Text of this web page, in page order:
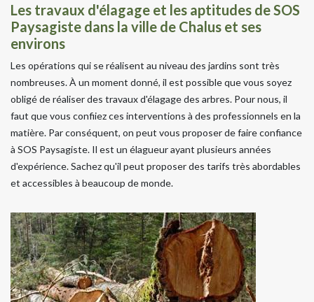
Les travaux d'élagage et les aptitudes de SOS
Paysagiste dans la ville de Chalus et ses
environs
Les opérations qui se réalisent au niveau des jardins sont très
nombreuses. À un moment donné, il est possible que vous soyez
obligé de réaliser des travaux d'élagage des arbres. Pour nous, il
faut que vous confiiez ces interventions à des professionnels en la
matière. Par conséquent, on peut vous proposer de faire confiance
à SOS Paysagiste. Il est un élagueur ayant plusieurs années
d'expérience. Sachez qu'il peut proposer des tarifs très abordables
et accessibles à beaucoup de monde.